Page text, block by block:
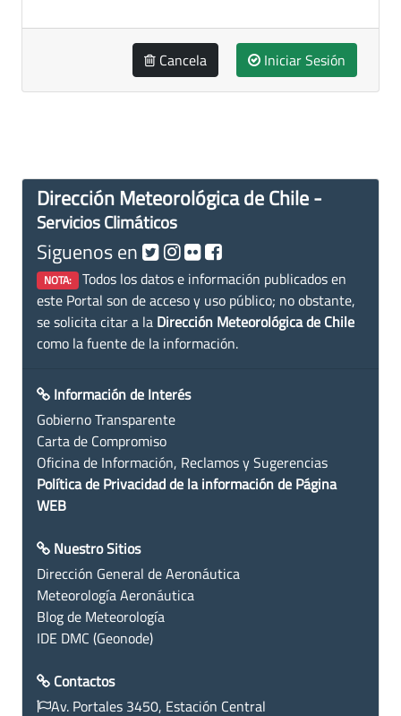
Cancela Iniciar Sesión
Dirección Meteorológica de Chile -
Servicios Climáticos
Siguenos en
NOTA: Todos los datos e información publicados en
este Portal son de acceso y uso público; no obstante,
se solicita citar a la Dirección Meteorológica de Chile
como la fuente de la información.
Información de Interés
Gobierno Transparente
Carta de Compromiso
Oficina de Información, Reclamos y Sugerencias
Política de Privacidad de la información de Página
WEB
Nuestro Sitios
Dirección General de Aeronáutica
Meteorología Aeronáutica
Blog de Meteorología
IDE DMC (Geonode)
Contactos
Av. Portales 3450, Estación Central